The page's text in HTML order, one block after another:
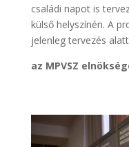
családi napot is
külső helyszínén. A
jelenleg tervezés
az MPVSZ